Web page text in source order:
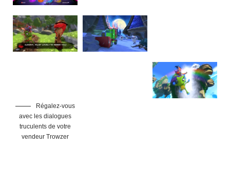
Régalez-vous
avec les dialogues
truculents de votre
vendeur Trowzer